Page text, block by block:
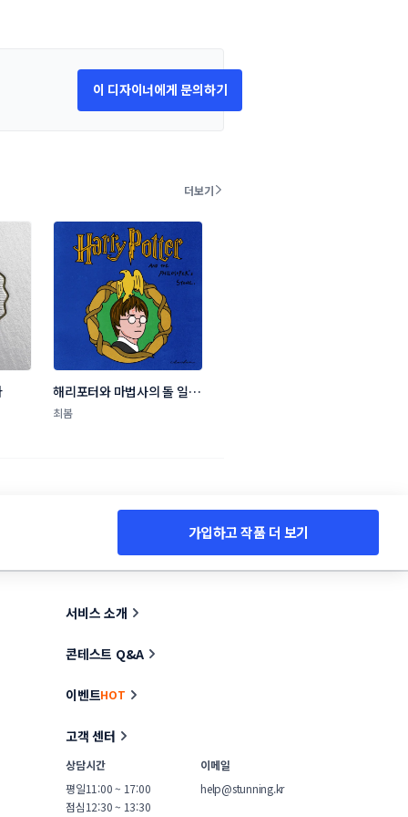
이 디자이너에게 문의하기
더보기
해리포터와 마법사의 돌 일러
스트레이션
최봄
가입하고 작품 더 보기
서비스 소개
콘테스트 Q&A
이벤트HOT
고객 센터
상담시간
평일11:00 ~ 17:00
점심12:30 ~ 13:30
이메일
help@stunning.kr